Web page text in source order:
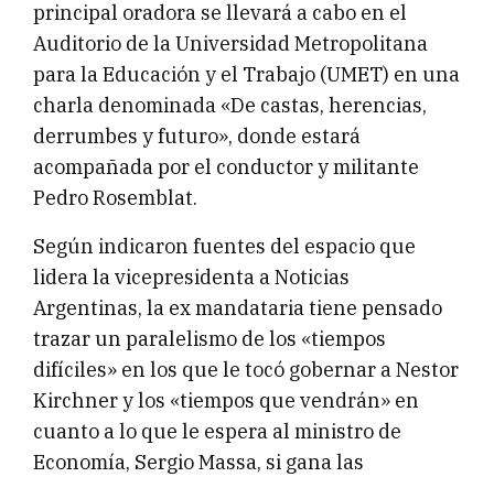
principal oradora se llevará a cabo en el
Auditorio de la Universidad Metropolitana
para la Educación y el Trabajo (UMET) en una
charla denominada «De castas, herencias,
derrumbes y futuro», donde estará
acompañada por el conductor y militante
Pedro Rosemblat.
Según indicaron fuentes del espacio que
lidera la vicepresidenta a Noticias
Argentinas, la ex mandataria tiene pensado
trazar un paralelismo de los «tiempos
difíciles» en los que le tocó gobernar a Nestor
Kirchner y los «tiempos que vendrán» en
cuanto a lo que le espera al ministro de
Economía, Sergio Massa, si gana las